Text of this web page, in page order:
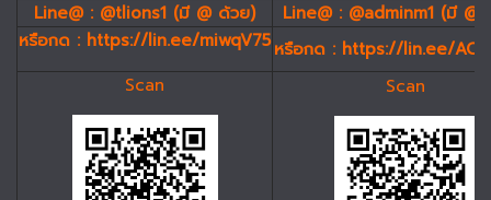
Line@ : @tlions1 (มี @ ด้วย)
Line@ : @adminm1 (มี
หรือกด : https://lin.ee/miwqV75หรือกด : https://lin.ee/
Scan
Scan